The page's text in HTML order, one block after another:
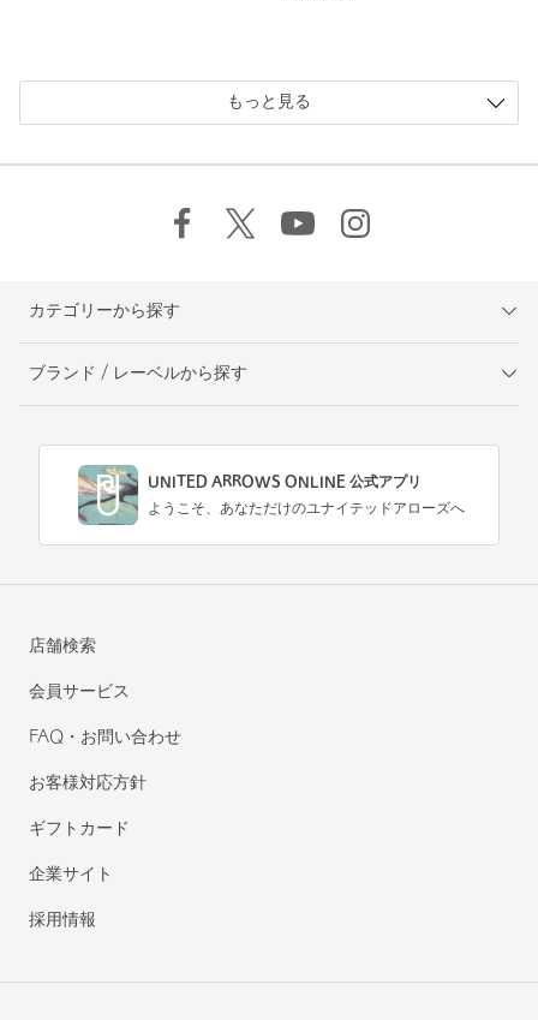
もっと見る
カテゴリーから探す
ブランド / レーベルから探す
UNITED ARROWS ONLINE 公式アプリ
ようこそ、あなただけのユナイテッドアローズへ
店舗検索
会員サービス
FAQ・お問い合わせ
お客様対応方針
ギフトカード
企業サイト
採用情報